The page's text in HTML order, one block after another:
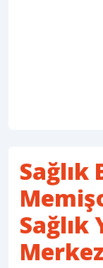
Sağlık
Sağlık